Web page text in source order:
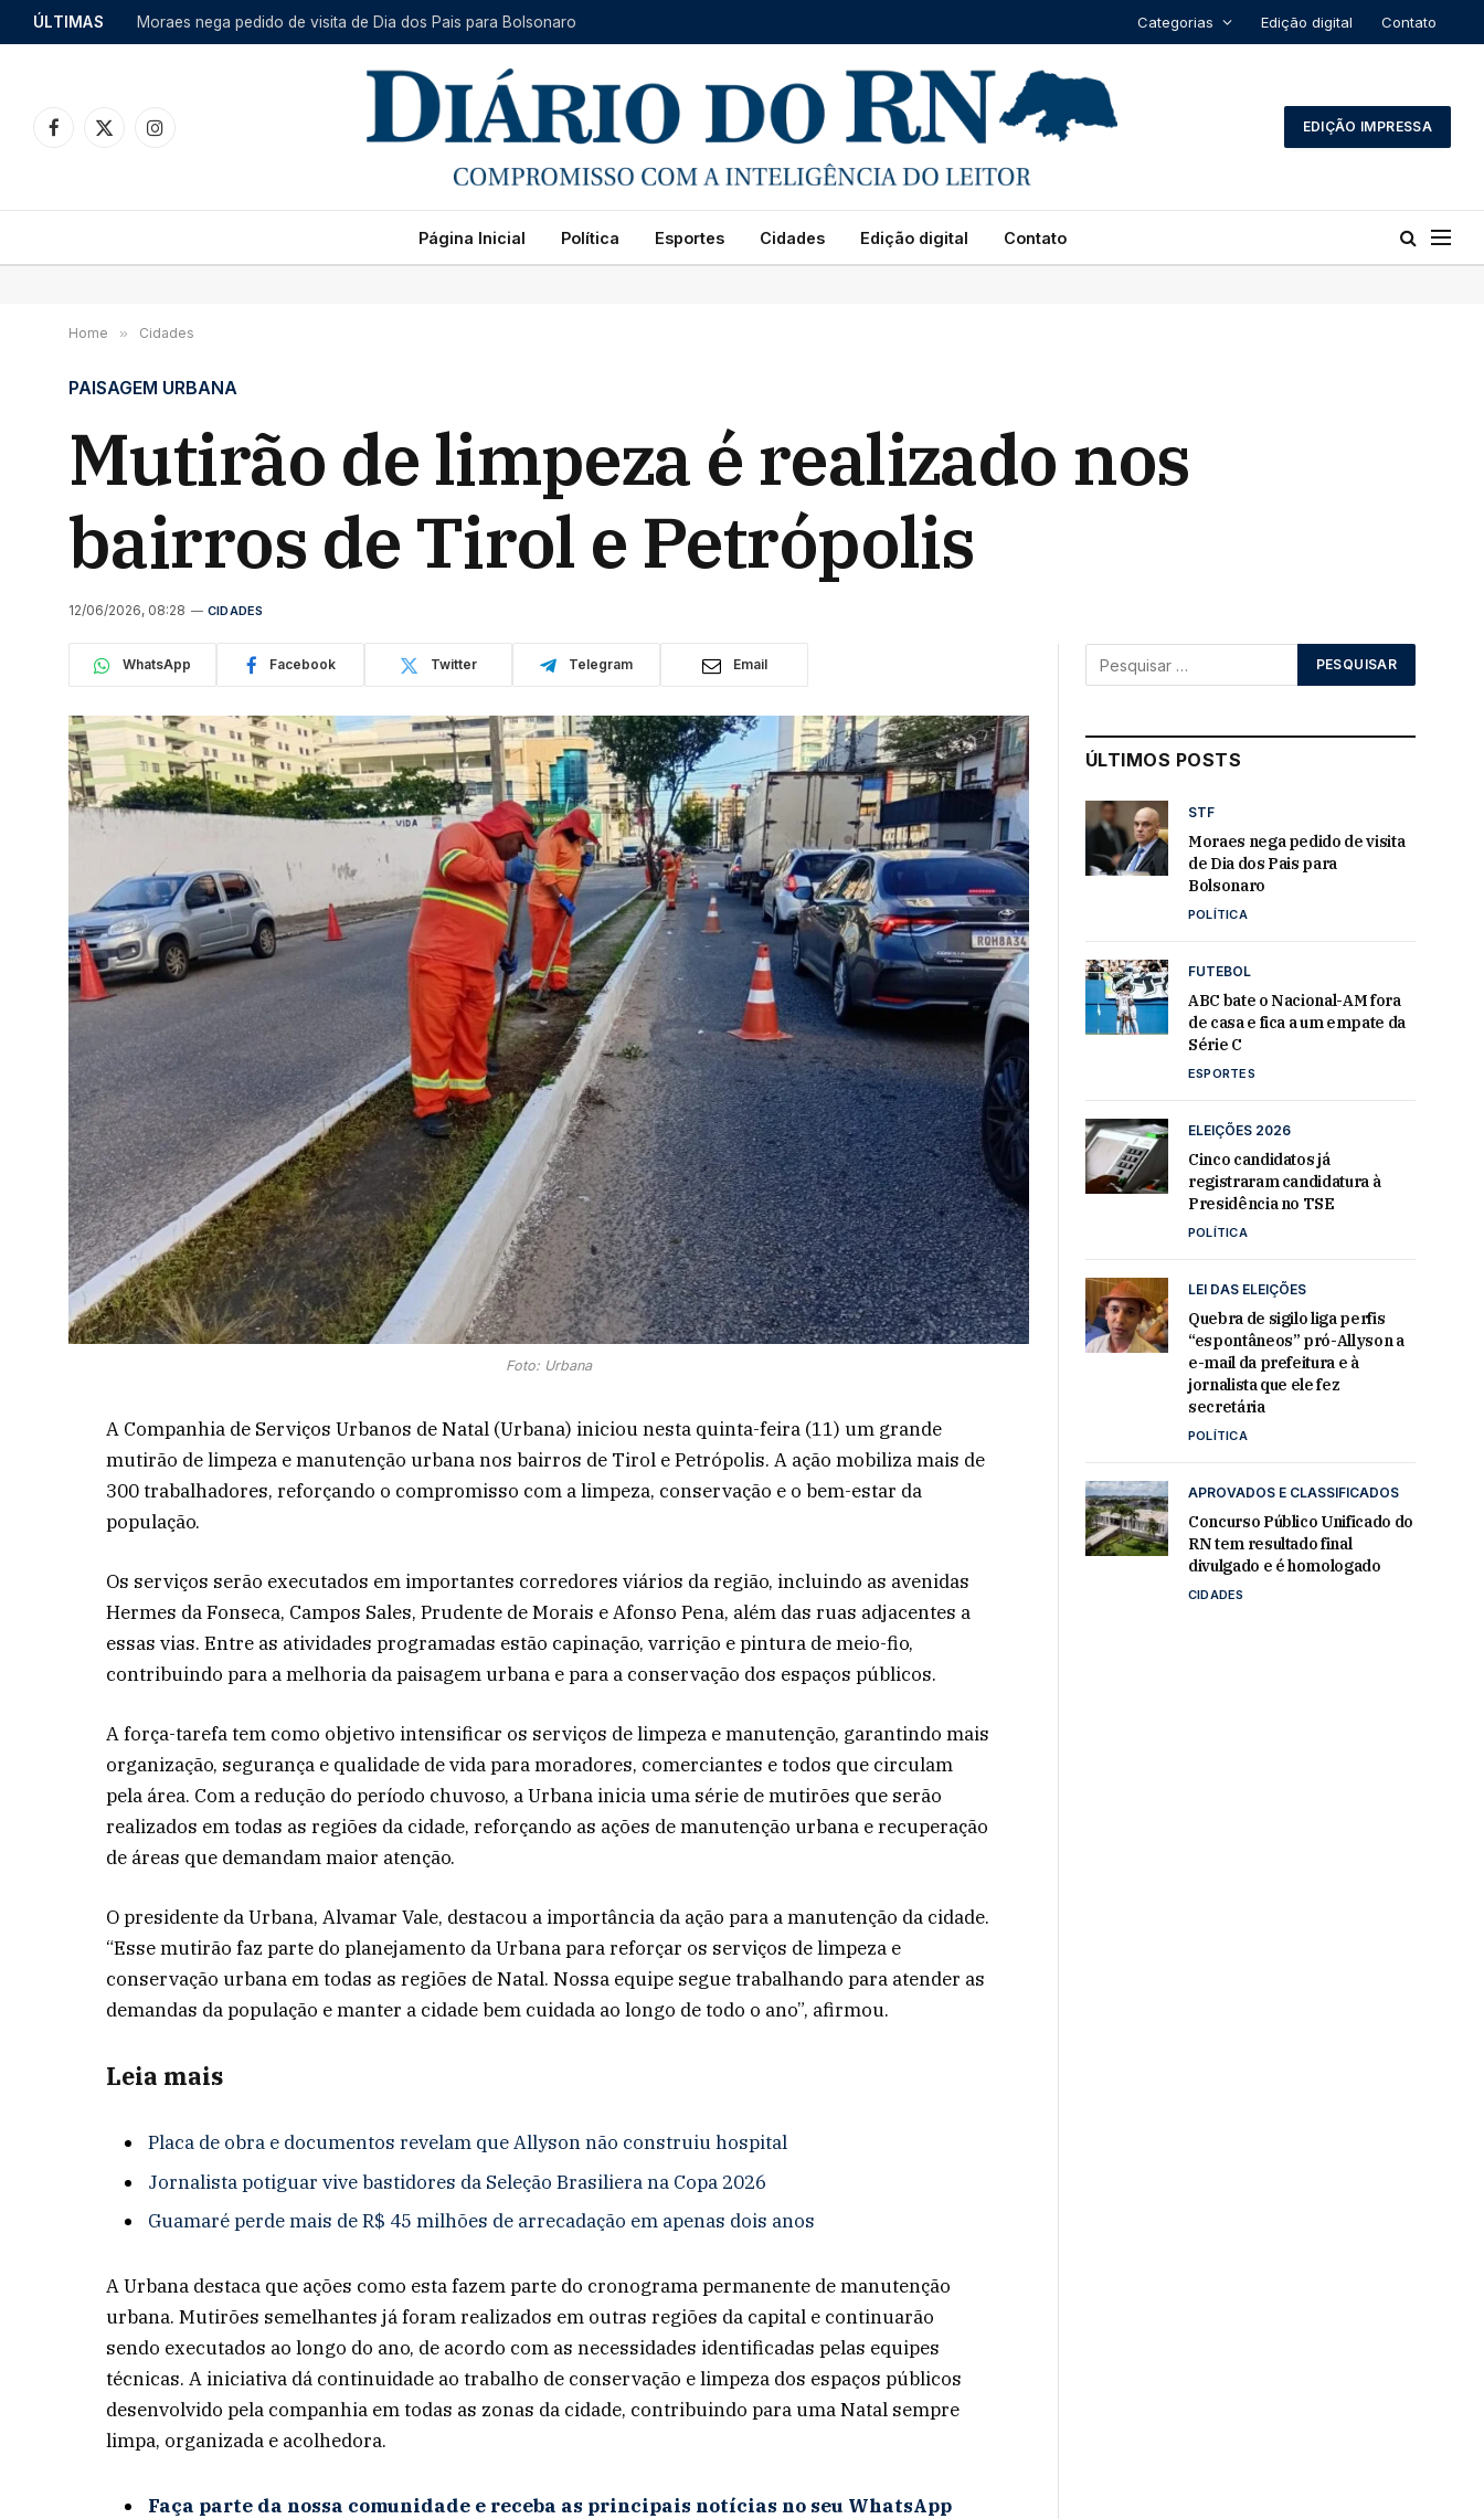
ÚLTIMAS Moraes nega pedido de visita de Dia dos Pais para Bolsonaro Categorias Edição digital Contato
Facebook
X
Instagram
EDIÇÃO IMPRESSA
Página Inicial Política Esportes Cidades Edição digital Contato
Home » Cidades
PAISAGEM URBANA
Mutirão de limpeza é realizado nos
bairros de Tirol e Petrópolis
12/06/2026, 08:28 CIDADES
WhatsApp Facebook Twitter Telegram Email
Foto: Urbana
A Companhia de Serviços Urbanos de Natal (Urbana) iniciou nesta quinta-feira (11) um grande
mutirão de limpeza e manutenção urbana nos bairros de Tirol e Petrópolis. A ação mobiliza mais de
300 trabalhadores, reforçando o compromisso com a limpeza, conservação e o bem-estar da
população.
Os serviços serão executados em importantes corredores viários da região, incluindo as avenidas
Hermes da Fonseca, Campos Sales, Prudente de Morais e Afonso Pena, além das ruas adjacentes a
essas vias. Entre as atividades programadas estão capinação, varrição e pintura de meio-fio,
contribuindo para a melhoria da paisagem urbana e para a conservação dos espaços públicos.
A força-tarefa tem como objetivo intensificar os serviços de limpeza e manutenção, garantindo mais
organização, segurança e qualidade de vida para moradores, comerciantes e todos que circulam
pela área. Com a redução do período chuvoso, a Urbana inicia uma série de mutirões que serão
realizados em todas as regiões da cidade, reforçando as ações de manutenção urbana e recuperação
de áreas que demandam maior atenção.
O presidente da Urbana, Alvamar Vale, destacou a importância da ação para a manutenção da cidade.
“Esse mutirão faz parte do planejamento da Urbana para reforçar os serviços de limpeza e
conservação urbana em todas as regiões de Natal. Nossa equipe segue trabalhando para atender as
demandas da população e manter a cidade bem cuidada ao longo de todo o ano”, afirmou.
Leia mais
Placa de obra e documentos revelam que Allyson não construiu hospital
Jornalista potiguar vive bastidores da Seleção Brasiliera na Copa 2026
Guamaré perde mais de R$ 45 milhões de arrecadação em apenas dois anos
A Urbana destaca que ações como esta fazem parte do cronograma permanente de manutenção
urbana. Mutirões semelhantes já foram realizados em outras regiões da capital e continuarão
sendo executados ao longo do ano, de acordo com as necessidades identificadas pelas equipes
técnicas. A iniciativa dá continuidade ao trabalho de conservação e limpeza dos espaços públicos
desenvolvido pela companhia em todas as zonas da cidade, contribuindo para uma Natal sempre
limpa, organizada e acolhedora.
Faça parte da nossa comunidade e receba as principais notícias no seu WhatsApp
ÚLTIMOS POSTS
STF
Moraes nega pedido de visita
de Dia dos Pais para
Bolsonaro
POLÍTICA
FUTEBOL
ABC bate o Nacional-AM fora
de casa e fica a um empate da
Série C
ESPORTES
ELEIÇÕES 2026
Cinco candidatos já
registraram candidatura à
Presidência no TSE
POLÍTICA
LEI DAS ELEIÇÕES
Quebra de sigilo liga perfis
“espontâneos” pró-Allyson a
e-mail da prefeitura e à
jornalista que ele fez
secretária
POLÍTICA
APROVADOS E CLASSIFICADOS
Concurso Público Unificado do
RN tem resultado final
divulgado e é homologado
CIDADES